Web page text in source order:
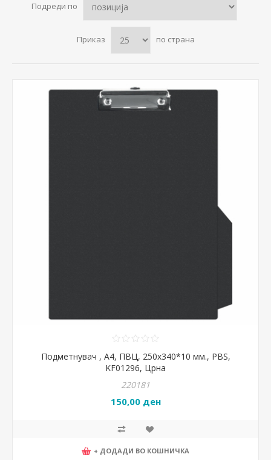
Подреди по
Приказ по страна
Подметнувач , А4, ПВЦ, 250x340*10 мм., PBS,
KF01296, Црна
220181
150,00 ден
+ ДОДАДИ ВО КОШНИЧКА